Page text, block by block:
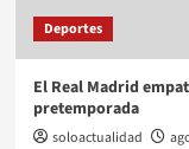
Deportes
El Real Madrid
pretemporada
soloactualidad